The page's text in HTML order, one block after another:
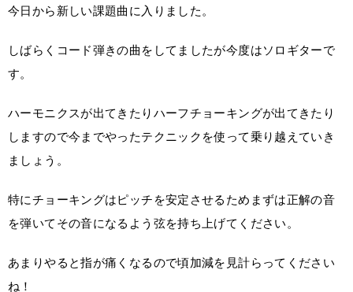
今日から新しい課題曲に入りました。
しばらくコード弾きの曲をしてましたが今度はソロギターで
す。
ハーモニクスが出てきたりハーフチョーキングが出てきたり
しますので今までやったテクニックを使って乗り越えていき
ましょう。
特にチョーキングはピッチを安定させるためまずは正解の音
を弾いてその音になるよう弦を持ち上げてください。
あまりやると指が痛くなるので頃加減を見計らってください
ね！